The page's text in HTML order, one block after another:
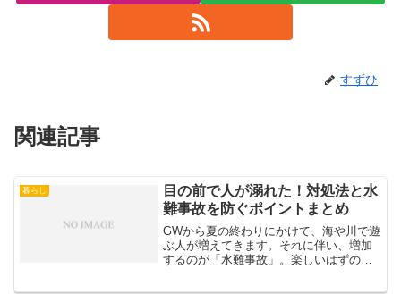
すずひ
関連記事
暮らし
目の前で人が溺れた！対処法と水
難事故を防ぐポイントまとめ
GWから夏の終わりにかけて、海や川で遊
ぶ人が増えてきます。それに伴い、増加
するのが「水難事故」。楽しいはずの夏